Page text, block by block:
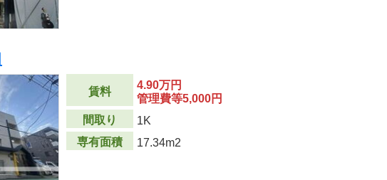
賃料
4.90万円
管理費等5,000円
間取り
1K
専有面積
17.34m2